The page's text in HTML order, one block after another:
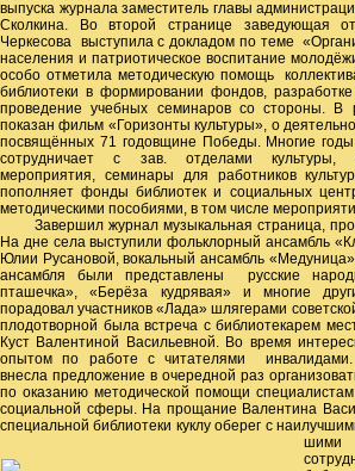
выпуска журнала заместитель главы
Сколкина. Во второй странице заведующая
Черкесова выступила с докладом по теме
населения и патриотическое воспитание
особо отметила методическую помощь
библиотеки в формировании фондов,
проведение учебных семинаров со стороны. В
показан фильм «Горизонты культуры», о
посвящённых 71 годовщине Победы. Многие годы
сотрудничает с зав. отделами культуры,
мероприятия, семинары для работников
пополняет фонды библиотек и социальных
методическими пособиями, в том числе
Завершил журнал музыкальная страница,
На дне села выступили фольклорный ансамбль
Юлии Русановой, вокальный ансамбль
ансамбля были представлены русские
пташечка», «Берёза кудрявая» и многие
порадовал участников «Лада» шлягерами
плодотворной была встреча с библиотекарем
Куст Валентиной Васильевной. Во время
опытом по работе с читателями инвалидами.
внесла предложение в очередной раз
по оказанию методической помощи
социальной сферы. На прощание Валентина
специальной библиотеки куклу оберег с